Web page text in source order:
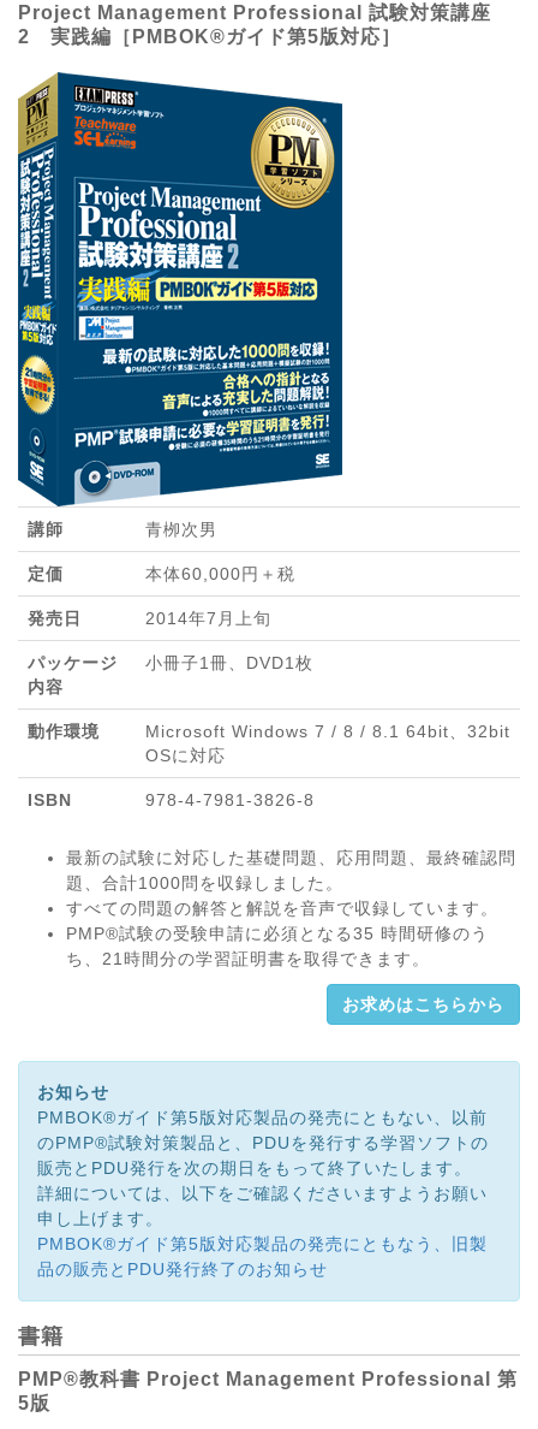
Project Management Professional 試験対策講座
2 実践編［PMBOK®ガイド第5版対応］
講師 青栁次男
定価 本体60,000円＋税
発売日 2014年7月上旬
パッケージ
内容
小冊子1冊、DVD1枚
動作環境
Microsoft Windows 7 / 8 / 8.1 64bit、32bit
OSに対応
ISBN 978-4-7981-3826-8
最新の試験に対応した基礎問題、応用問題、最終確認問
題、合計1000問を収録しました。
すべての問題の解答と解説を音声で収録しています。
PMP®試験の受験申請に必須となる35 時間研修のう
ち、21時間分の学習証明書を取得できます。
お求めはこちらから
お知らせ
PMBOK®ガイド第5版対応製品の発売にともない、以前
のPMP®試験対策製品と、PDUを発行する学習ソフトの
販売とPDU発行を次の期日をもって終了いたします。
詳細については、以下をご確認くださいますようお願い
申し上げます。
PMBOK®ガイド第5版対応製品の発売にともなう、旧製
品の販売とPDU発行終了のお知らせ
書籍
PMP®教科書 Project Management Professional 第
5版